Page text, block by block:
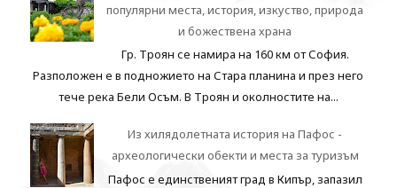
популярни места, история, изкуство, природа
и божествена храна
Гр. Троян се намира на 160 км от София.
Разположен е в подножието на Стара планина и през него
тече река Бели Осъм. В Троян и околностите на...
Из хилядолетната история на Пафос -
археологически обекти и места за туризъм
Пафос е единственият град в Кипър, запазил